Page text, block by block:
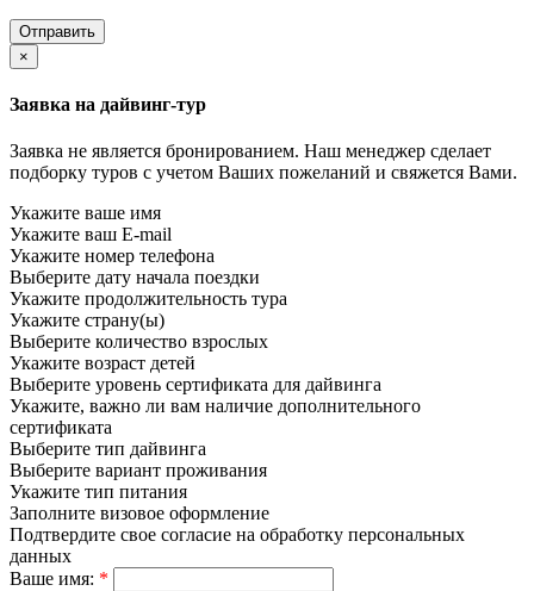
×
Заявка на дайвинг-тур
Заявка не является бронированием. Наш менеджер сделает
подборку туров с учетом Ваших пожеланий и свяжется Вами.
Укажите ваше имя
Укажите ваш E-mail
Укажите номер телефона
Выберите дату начала поездки
Укажите продолжительность тура
Укажите страну(ы)
Выберите количество взрослых
Укажите возраст детей
Выберите уровень сертификата для дайвинга
Укажите, важно ли вам наличие дополнительного
сертификата
Выберите тип дайвинга
Выберите вариант проживания
Укажите тип питания
Заполните визовое оформление
Подтвердите свое согласие на обработку персональных
данных
Ваше имя: *